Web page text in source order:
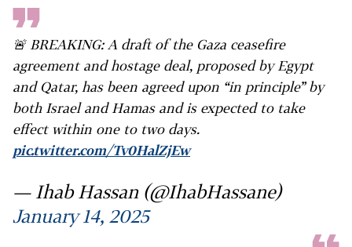
🚨 BREAKING: A draft of the Gaza ceasefire
agreement and hostage deal, proposed by Egypt
and Qatar, has been agreed upon “in principle” by
both Israel and Hamas and is expected to take
effect within one to two days.
pic.twitter.com/Tv0HalZjEw
— Ihab Hassan (@IhabHassane)
January 14, 2025